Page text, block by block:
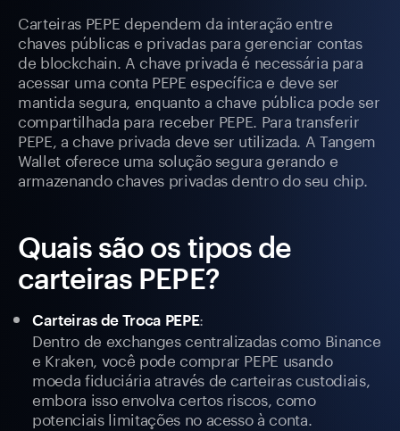
Carteiras PEPE dependem da interação entre
chaves públicas e privadas para gerenciar contas
de blockchain. A chave privada é necessária para
acessar uma conta PEPE específica e deve ser
mantida segura, enquanto a chave pública pode ser
compartilhada para receber PEPE. Para transferir
PEPE, a chave privada deve ser utilizada. A Tangem
Wallet oferece uma solução segura gerando e
armazenando chaves privadas dentro do seu chip.
Quais são os tipos de
carteiras PEPE?
Carteiras de Troca PEPE:
Dentro de exchanges centralizadas como Binance
e Kraken, você pode comprar PEPE usando
moeda fiduciária através de carteiras custodiais,
embora isso envolva certos riscos, como
potenciais limitações no acesso à conta.